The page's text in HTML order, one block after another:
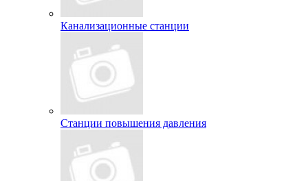
Канализационные станции
Станции повышения давления